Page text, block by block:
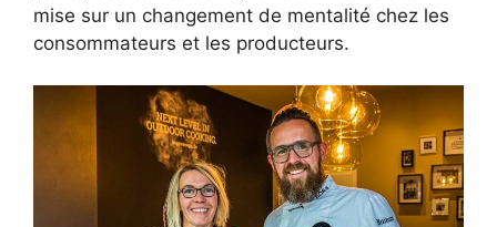
mise sur un changement de mentalité chez les
consommateurs et les producteurs.